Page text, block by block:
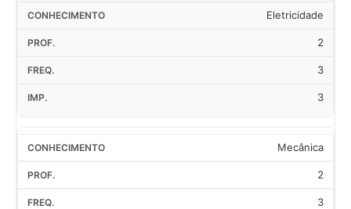
Eletricidade
2
3
3
Mecânica
2
3